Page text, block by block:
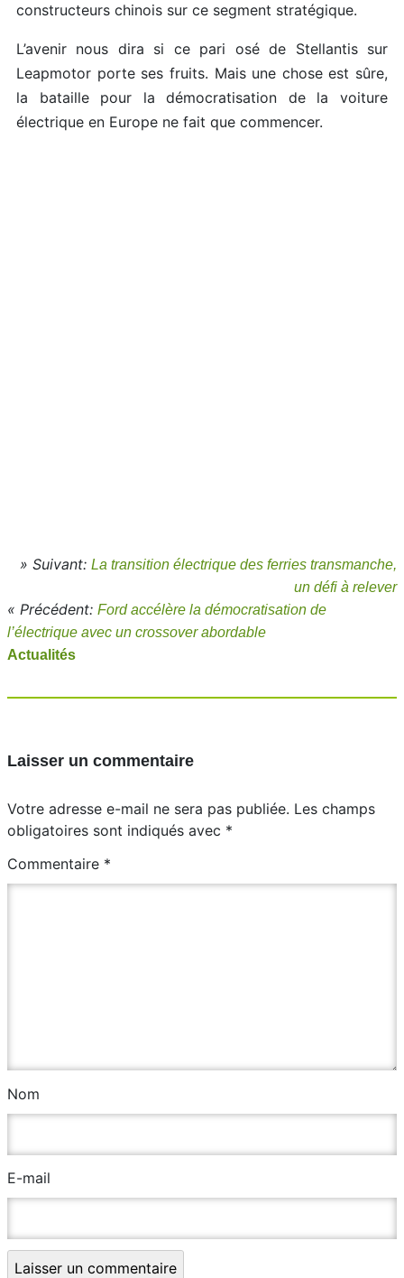
constructeurs chinois sur ce segment stratégique.
L’avenir nous dira si ce pari osé de Stellantis sur
Leapmotor porte ses fruits. Mais une chose est sûre,
la bataille pour la démocratisation de la voiture
électrique en Europe ne fait que commencer.
» Suivant: La transition électrique des ferries transmanche,
un défi à relever
« Précédent: Ford accélère la démocratisation de
l’électrique avec un crossover abordable
Actualités
Laisser un commentaire
Votre adresse e-mail ne sera pas publiée. Les champs
obligatoires sont indiqués avec *
Commentaire *
Nom
E-mail